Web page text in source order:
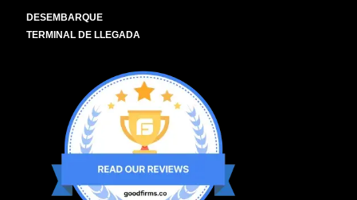
DESEMBARQUE
TERMINAL DE LLEGADA